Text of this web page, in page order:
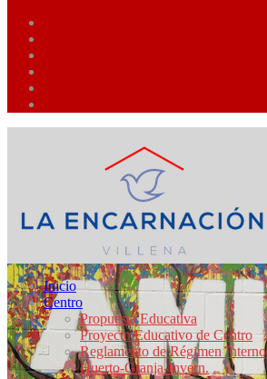
Inicio
Centro
Propuesta Educativa
Proyecto Educativo de Centro
Reglamento de Régimen Interno
Huerto-Granja-Invern.